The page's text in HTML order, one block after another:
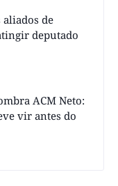
aliados de
deputado
ACM Neto:
vir antes do